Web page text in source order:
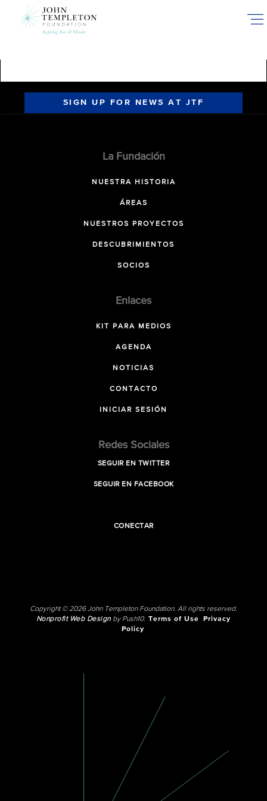
SIGN UP FOR NEWS AT JTF
La Fundación
NUESTRA HISTORIA
ÁREAS
NUESTROS PROYECTOS
DESCUBRIMIENTOS
SOCIOS
Enlaces
KIT PARA MEDIOS
AGENDA
NOTICIAS
CONTACTO
INICIAR SESIÓN
Redes Sociales
SEGUIR EN TWITTER
SEGUIR EN FACEBOOK
CONECTAR
Copyright © 2026 John Templeton Foundation. All rights reserved.
Nonprofit Web Designby Push10. Terms of Use
Privacy
Policy